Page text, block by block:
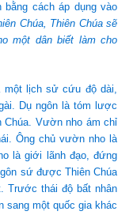
bằng cách áp dụng vào
Chúa, Thiên Chúa sẽ
một dân biết làm cho
một lịch sử cứu độ dài,
Dụ ngôn là tóm lược
Chúa. Vườn nho ám chỉ
Ông chủ vườn nho là
là giới lãnh đạo, đứng
sứ được Thiên Chúa
Trước thái độ bất nhân
sang một quốc gia khác